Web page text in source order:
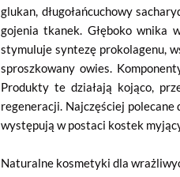
glukan, długołańcuchowy
gojenia tkanek. Głęboko wnika
stymuluje syntezę prokolagenu,
sproszkowany owies.
Produkty te działają kojąco,
regeneracji. Najczęściej
występują w postaci kostek
Naturalne kosmetyki dla